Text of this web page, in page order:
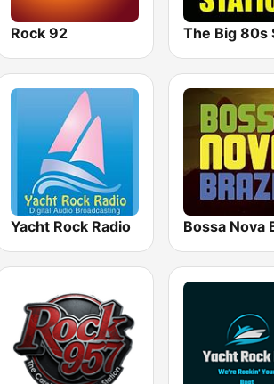
Rock 92
Yacht Rock Radio Bossa Nova